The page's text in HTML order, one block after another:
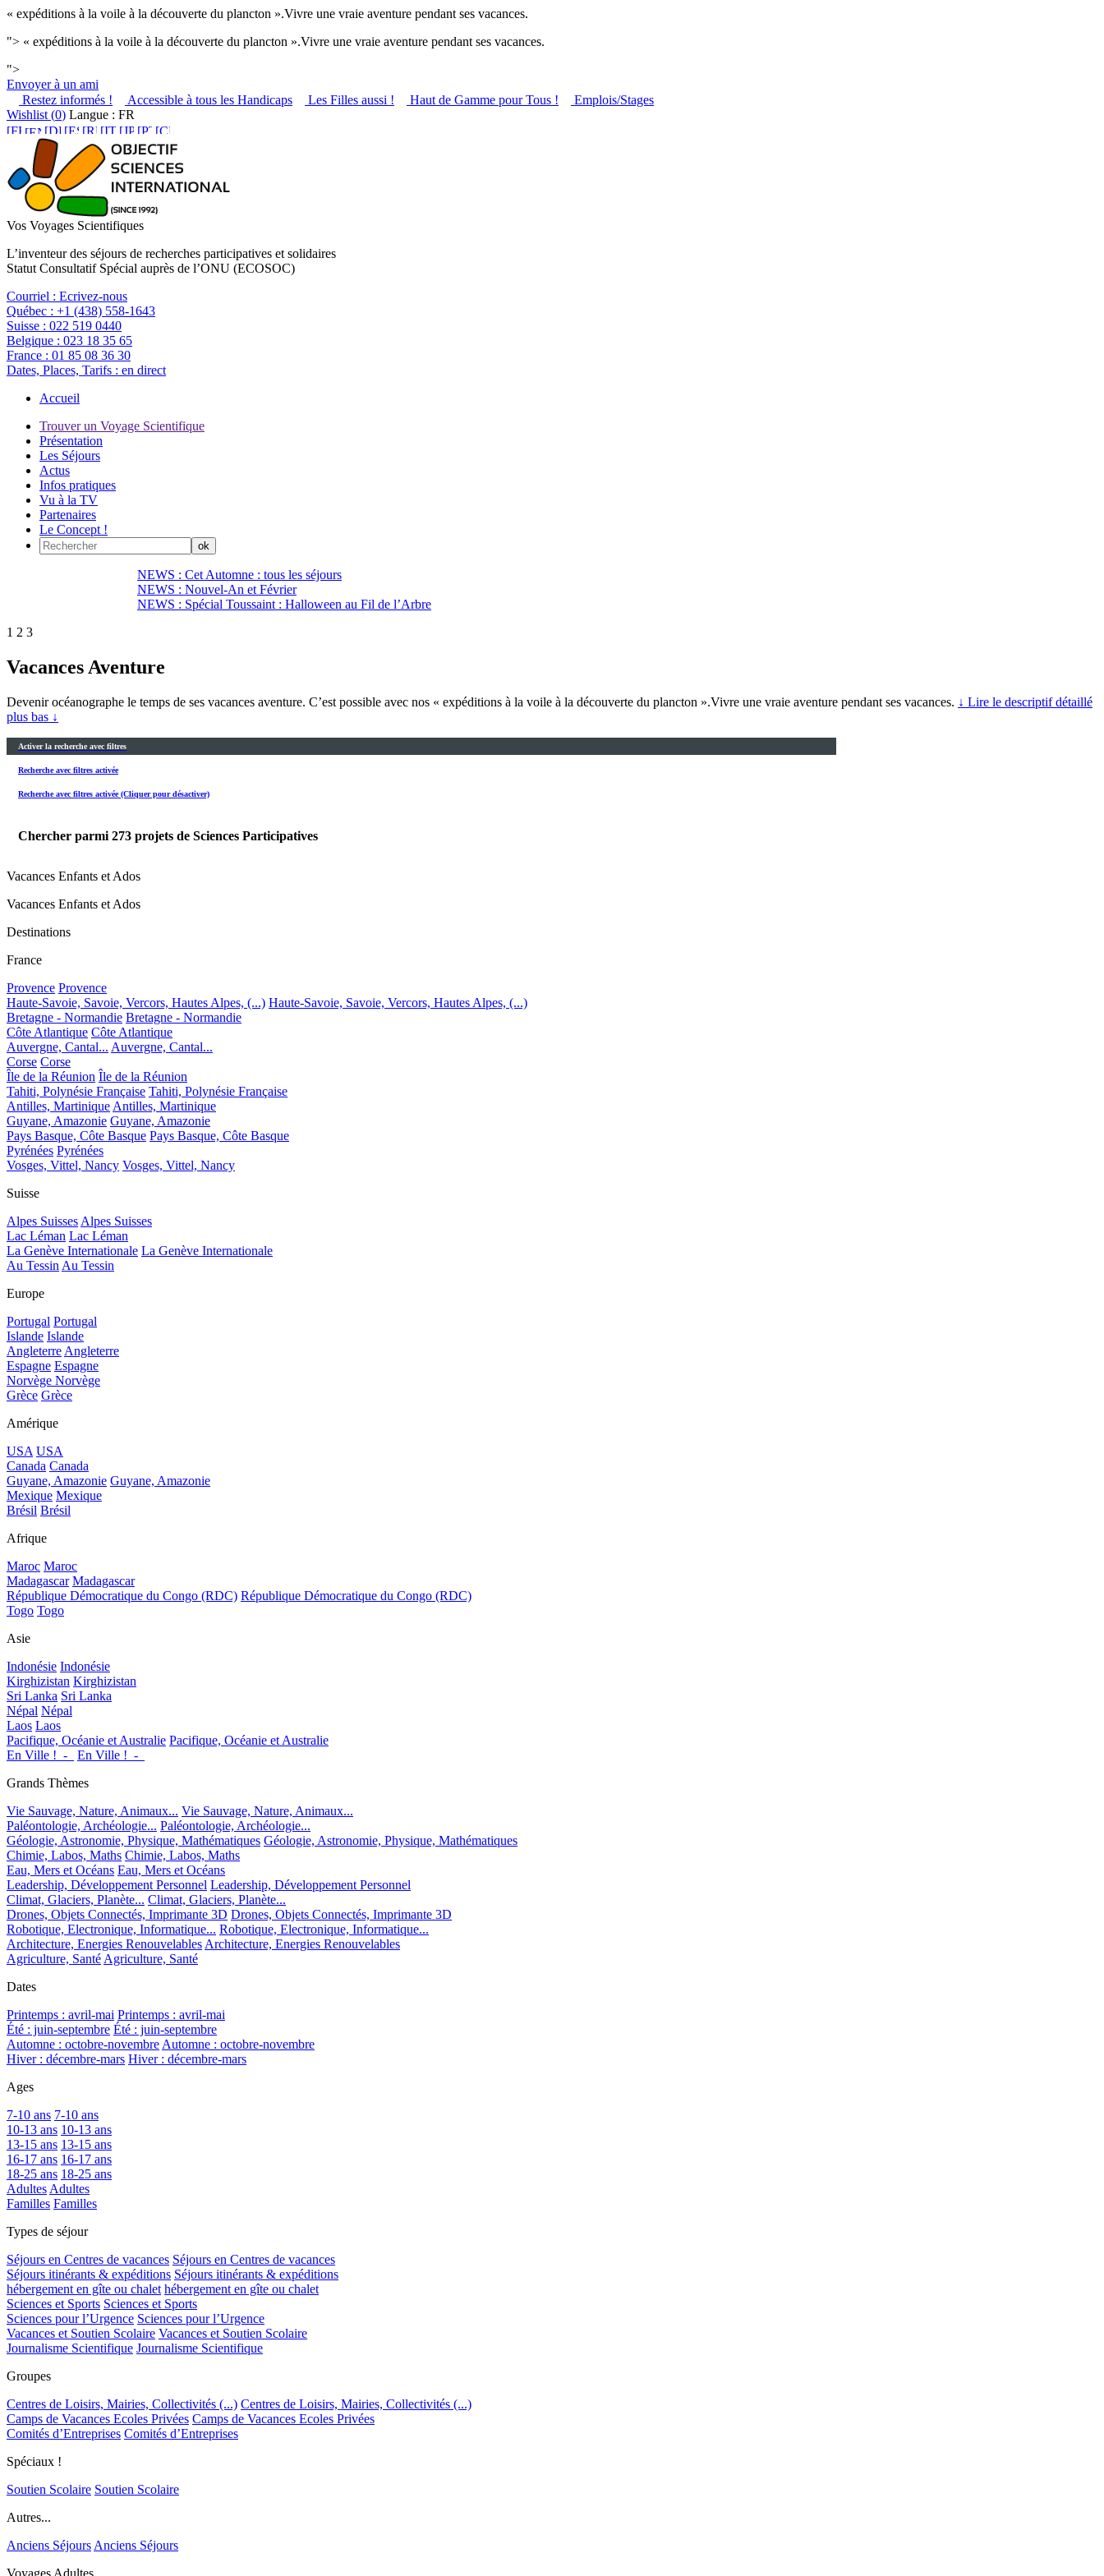
« expéditions à la voile à la découverte du plancton ».Vivre une vraie aventure pendant ses vacances.
"> « expéditions à la voile à la découverte du plancton ».Vivre une vraie aventure pendant ses vacances.
">
Envoyer à un ami
Restez informés !
Accessible à tous les Handicaps Les Filles aussi ! Haut de Gamme pour Tous !
Emplois/Stages
Wishlist (0) Langue : FR
Vos Voyages Scientifiques
L’inventeur des séjours de recherches participatives et solidaires
Statut Consultatif Spécial auprès de l’ONU (ECOSOC)
Courriel : Ecrivez-nous
Québec : +1 (438) 558-1643
Suisse : 022 519 0440
Belgique : 023 18 35 65
France : 01 85 08 36 30
Dates, Places, Tarifs : en direct
Accueil
Trouver un Voyage Scientifique
Présentation
Les Séjours
Actus
Infos pratiques
Vu à la TV
Partenaires
Le Concept !
NEWS : Cet Automne : tous les séjours
NEWS : Nouvel-An et Février
NEWS : Spécial Toussaint : Halloween au Fil de l’Arbre
1 2 3
Vacances Aventure
Devenir océanographe le temps de ses vacances aventure. C’est possible avec nos « expéditions à la voile à la découverte du plancton ».Vivre une vraie aventure pendant ses vacances. ↓ Lire le descriptif détaillé
plus bas ↓
Activer la recherche avec filtres
Recherche avec filtres activée
Recherche avec filtres activée (Cliquer pour désactiver)
Chercher parmi 273 projets de Sciences Participatives
Vacances Enfants et Ados
Vacances Enfants et Ados
Destinations
France
Provence Provence
Haute-Savoie, Savoie, Vercors, Hautes Alpes, (...) Haute-Savoie, Savoie, Vercors, Hautes Alpes, (...)
Bretagne - Normandie Bretagne - Normandie
Côte Atlantique Côte Atlantique
Auvergne, Cantal... Auvergne, Cantal...
Corse Corse
Île de la Réunion Île de la Réunion
Tahiti, Polynésie Française Tahiti, Polynésie Française
Antilles, Martinique Antilles, Martinique
Guyane, Amazonie Guyane, Amazonie
Pays Basque, Côte Basque Pays Basque, Côte Basque
Pyrénées Pyrénées
Vosges, Vittel, Nancy Vosges, Vittel, Nancy
Suisse
Alpes Suisses Alpes Suisses
Lac Léman Lac Léman
La Genève Internationale La Genève Internationale
Au Tessin Au Tessin
Europe
Portugal Portugal
Islande Islande
Angleterre Angleterre
Espagne Espagne
Norvège Norvège
Grèce Grèce
Amérique
USA USA
Canada Canada
Guyane, Amazonie Guyane, Amazonie
Mexique Mexique
Brésil Brésil
Afrique
Maroc Maroc
Madagascar Madagascar
République Démocratique du Congo (RDC) République Démocratique du Congo (RDC)
Togo Togo
Asie
Indonésie Indonésie
Kirghizistan Kirghizistan
Sri Lanka Sri Lanka
Népal Népal
Laos Laos
Pacifique, Océanie et Australie Pacifique, Océanie et Australie
En Ville !_-_
En Ville !_-_
Grands Thèmes
Vie Sauvage, Nature, Animaux... Vie Sauvage, Nature, Animaux...
Paléontologie, Archéologie... Paléontologie, Archéologie...
Géologie, Astronomie, Physique, Mathématiques Géologie, Astronomie, Physique, Mathématiques
Chimie, Labos, Maths Chimie, Labos, Maths
Eau, Mers et Océans Eau, Mers et Océans
Leadership, Développement Personnel Leadership, Développement Personnel
Climat, Glaciers, Planète... Climat, Glaciers, Planète...
Drones, Objets Connectés, Imprimante 3D Drones, Objets Connectés, Imprimante 3D
Robotique, Electronique, Informatique... Robotique, Electronique, Informatique...
Architecture, Energies Renouvelables Architecture, Energies Renouvelables
Agriculture, Santé Agriculture, Santé
Dates
Printemps : avril-mai Printemps : avril-mai
Été : juin-septembre Été : juin-septembre
Automne : octobre-novembre Automne : octobre-novembre
Hiver : décembre-mars Hiver : décembre-mars
Ages
7-10 ans 7-10 ans
10-13 ans 10-13 ans
13-15 ans 13-15 ans
16-17 ans 16-17 ans
18-25 ans 18-25 ans
Adultes Adultes
Familles Familles
Types de séjour
Séjours en Centres de vacances Séjours en Centres de vacances
Séjours itinérants & expéditions Séjours itinérants & expéditions
hébergement en gîte ou chalet hébergement en gîte ou chalet
Sciences et Sports Sciences et Sports
Sciences pour l’Urgence Sciences pour l’Urgence
Vacances et Soutien Scolaire Vacances et Soutien Scolaire
Journalisme Scientifique Journalisme Scientifique
Groupes
Centres de Loisirs, Mairies, Collectivités (...) Centres de Loisirs, Mairies, Collectivités (...)
Camps de Vacances Ecoles Privées Camps de Vacances Ecoles Privées
Comités d’Entreprises Comités d’Entreprises
Spéciaux !
Soutien Scolaire Soutien Scolaire
Autres...
Anciens Séjours Anciens Séjours
Voyages Adultes